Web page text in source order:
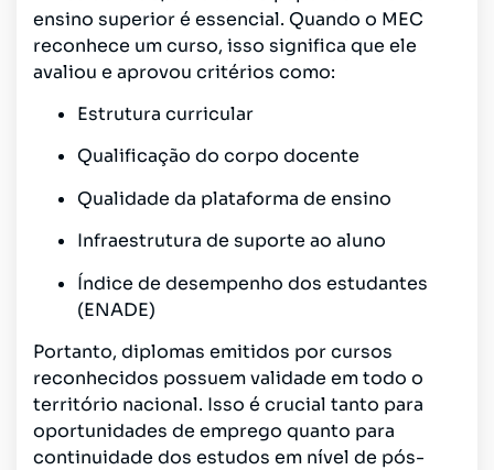
ensino superior é essencial. Quando o MEC
reconhece um curso, isso significa que ele
avaliou e aprovou critérios como:
Estrutura curricular
Qualificação do corpo docente
Qualidade da plataforma de ensino
Infraestrutura de suporte ao aluno
Índice de desempenho dos estudantes
(ENADE)
Portanto, diplomas emitidos por cursos
reconhecidos possuem validade em todo o
território nacional. Isso é crucial tanto para
oportunidades de emprego quanto para
continuidade dos estudos em nível de pós-